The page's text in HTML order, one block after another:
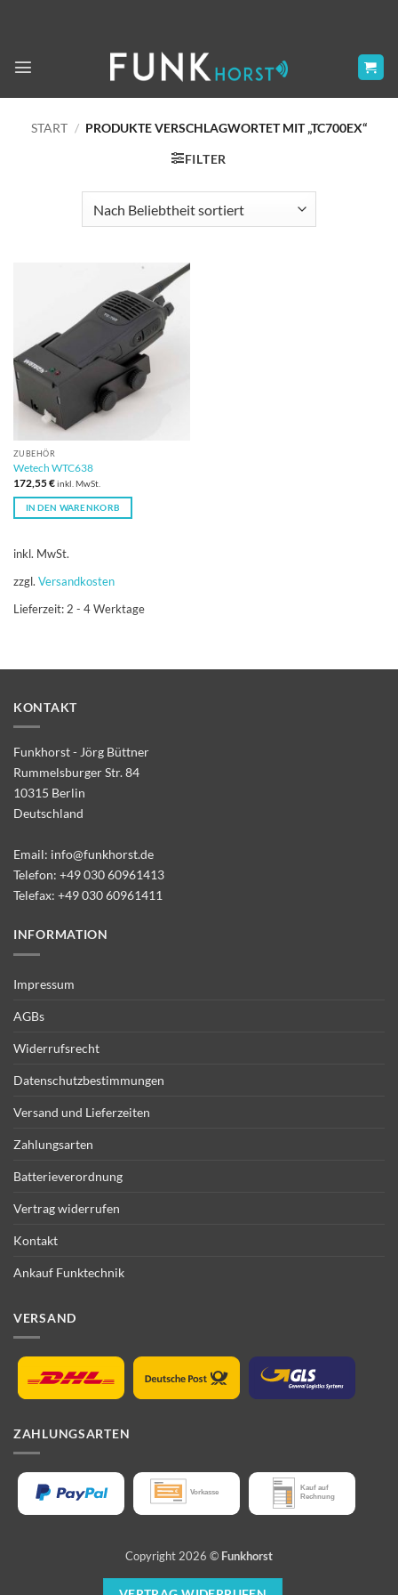
START / PRODUKTE VERSCHLAGWORTET MIT „TC700EX“
FILTER
ZUBEHÖR
Wetech WTC638
172,55€inkl. MwSt.
IN DEN WARENKORB
inkl. MwSt.
zzgl. Versandkosten
Lieferzeit: 2 - 4 Werktage
KONTAKT
Funkhorst - Jörg Büttner
Rummelsburger Str. 84
10315 Berlin
Deutschland
Email: info@funkhorst.de
Telefon: +49 030 60961413
Telefax: +49 030 60961411
INFORMATION
Impressum
AGBs
Widerrufsrecht
Datenschutzbestimmungen
Versand und Lieferzeiten
Zahlungsarten
Batterieverordnung
Vertrag widerrufen
Kontakt
Ankauf Funktechnik
VERSAND
ZAHLUNGSARTEN
Copyright 2026 © Funkhorst